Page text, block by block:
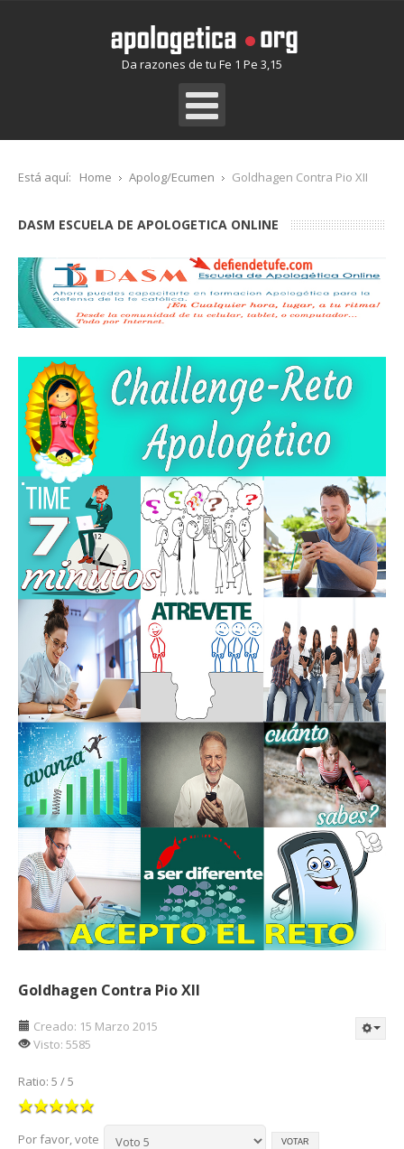
Da razones de tu Fe 1 Pe 3,15
Está aquí: Home Apolog/Ecumen Goldhagen Contra Pio XII
DASM ESCUELA DE APOLOGETICA ONLINE
Goldhagen Contra Pio XII
Creado: 15 Marzo 2015
Visto: 5585
Ratio: 5 /5
Por favor, vote